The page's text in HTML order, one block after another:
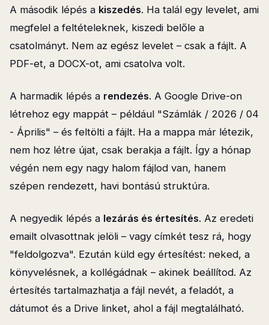
A második lépés a kiszedés. Ha talál egy levelet, ami
megfelel a feltételeknek, kiszedi belőle a
csatolmányt. Nem az egész levelet – csak a fájlt. A
PDF-et, a DOCX-ot, ami csatolva volt.
A harmadik lépés a rendezés. A Google Drive-on
létrehoz egy mappát – például "Számlák / 2026 / 04
- Április" – és feltölti a fájlt. Ha a mappa már létezik,
nem hoz létre újat, csak berakja a fájlt. Így a hónap
végén nem egy nagy halom fájlod van, hanem
szépen rendezett, havi bontású struktúra.
A negyedik lépés a lezárás és értesítés. Az eredeti
emailt olvasottnak jelöli – vagy címkét tesz rá, hogy
"feldolgozva". Ezután küld egy értesítést: neked, a
könyvelésnek, a kollégádnak – akinek beállítod. Az
értesítés tartalmazhatja a fájl nevét, a feladót, a
dátumot és a Drive linket, ahol a fájl megtalálható.